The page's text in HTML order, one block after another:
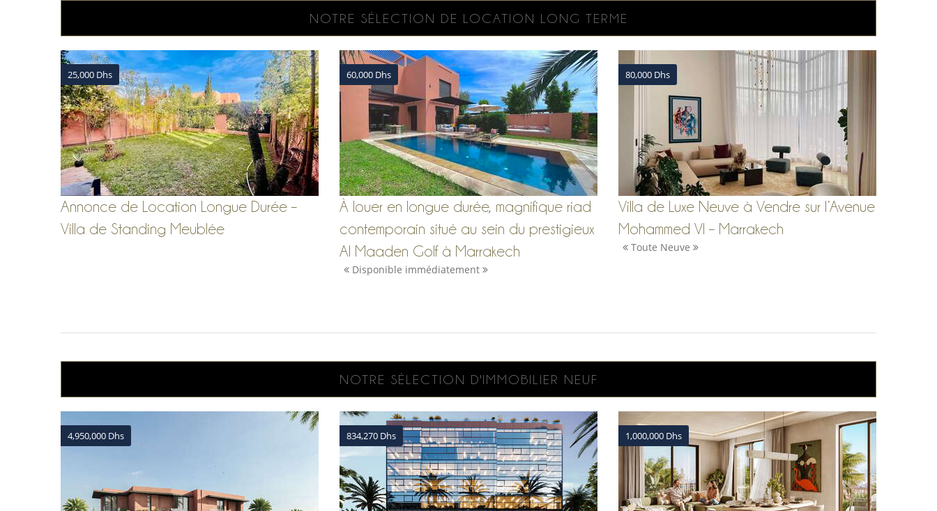
NOTRE SÉLECTION DE LOCATION LONG TERME
25,000 Dhs
Annonce de Location Longue Durée –
Villa de Standing Meublée
60,000 Dhs
À louer en longue durée, magnifique riad
contemporain situé au sein du prestigieux
Al Maaden Golf à Marrakech
Disponible immédiatement
80,000 Dhs
Villa de Luxe Neuve à Vendre sur l’Avenue
Mohammed VI – Marrakech
Toute Neuve
NOTRE SÉLECTION D'IMMOBILIER NEUF
4,950,000 Dhs 834,270 Dhs 1,000,000 Dhs